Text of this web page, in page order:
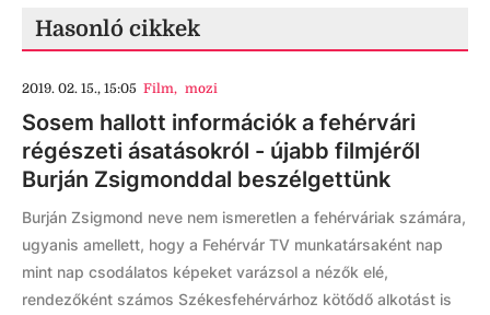
Hasonló cikkek
2019. 02. 15., 15:05 Film, mozi
Sosem hallott információk a fehérvári
régészeti ásatásokról - újabb filmjéről
Burján Zsigmonddal beszélgettünk
Burján Zsigmond neve nem ismeretlen a fehérváriak számára,
ugyanis amellett, hogy a Fehérvár TV munkatársaként nap
mint nap csodálatos képeket varázsol a nézők elé,
rendezőként számos Székesfehérvárhoz kötődő alkotást is